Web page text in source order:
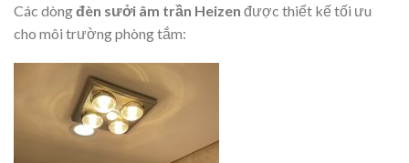
Các dòngđèn sưởi âm trần Heizen được thiết kế tối ưu
cho môi trường phòng tắm: